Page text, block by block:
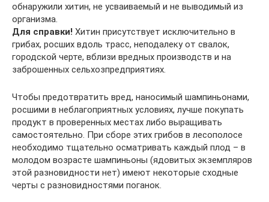
обнаружили хитин, не усваиваемый и не выводимый из
организма.
Для справки! Хитин присутствует исключительно в
грибах, росших вдоль трасс, неподалеку от свалок,
городской черте, вблизи вредных производств и на
заброшенных сельхозпредприятиях.
Чтобы предотвратить вред, наносимый шампиньонами,
росшими в неблагоприятных условиях, лучше покупать
продукт в проверенных местах либо выращивать
самостоятельно. При сборе этих грибов в лесополосе
необходимо тщательно осматривать каждый плод – в
молодом возрасте шампиньоны (ядовитых экземпляров
этой разновидности нет) имеют некоторые сходные
черты с разновидностями поганок.